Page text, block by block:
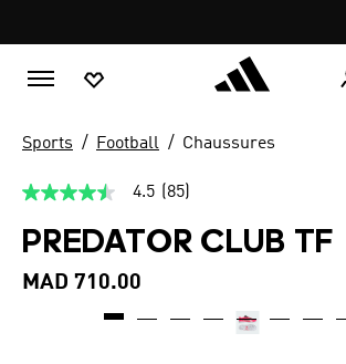
promotion
rotation
Sports Football Chaussures
4.5
sur
5,
valeur
de
4.5 (85)
PREDATOR CLUB TF
MAD 710.00